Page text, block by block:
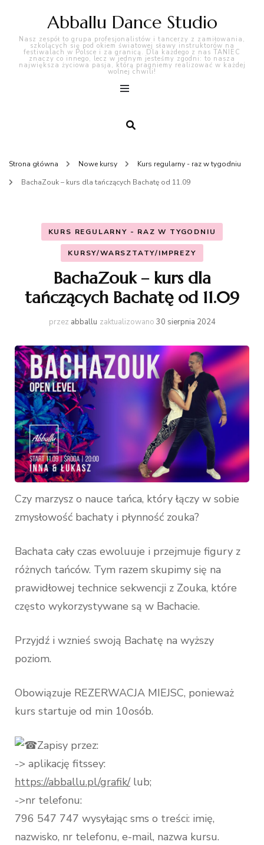
Abballu Dance Studio
Nasz zespół to grupa profesjonalistów i tancerzy z zamiłowania,
szkolących się pod okiem światowej sławy instruktorów na
festiwalach w Polsce i za granicą. Dla każdego z nas TANIEC
znaczy co innego, lecz w jednym jesteśmy zgodni: to nasza
największa życiowa pasja, którą pragniemy realizować w każdej
wolnej chwili!
Strona główna Nowe kursy
Kurs regularny - raz w tygodniu
BachaZouk – kurs dla tańczących Bachatę od 11.09
KURS REGULARNY - RAZ W TYGODNIU
KURSY/WARSZTATY/IMPREZY
BachaZouk – kurs dla
tańczących Bachatę od 11.09
przez abballu zaktualizowano 30 sierpnia 2024
Czy marzysz o nauce tańca, który łączy w sobie
zmysłowość bachaty i płynność zouka?
Bachata cały czas ewoluuje i przejmuje figury z
różnych tańców. Tym razem skupimy się na
prawidłowej technice sekwencji z Zouka, które
często wykorzystywane są w Bachacie.
Przyjdź i wznieś swoją Bachatę na wyższy
poziom.
Obowiązuje REZERWACJA MIEJSC, ponieważ
kurs startuje od min 10osób.
Zapisy przez:
-> aplikację fitssey:
https://abballu.pl/grafik/lub;
->nr telefonu:
796 547 747 wysyłając sms o treści: imię,
nazwisko, nr telefonu, e-mail, nazwa kursu.